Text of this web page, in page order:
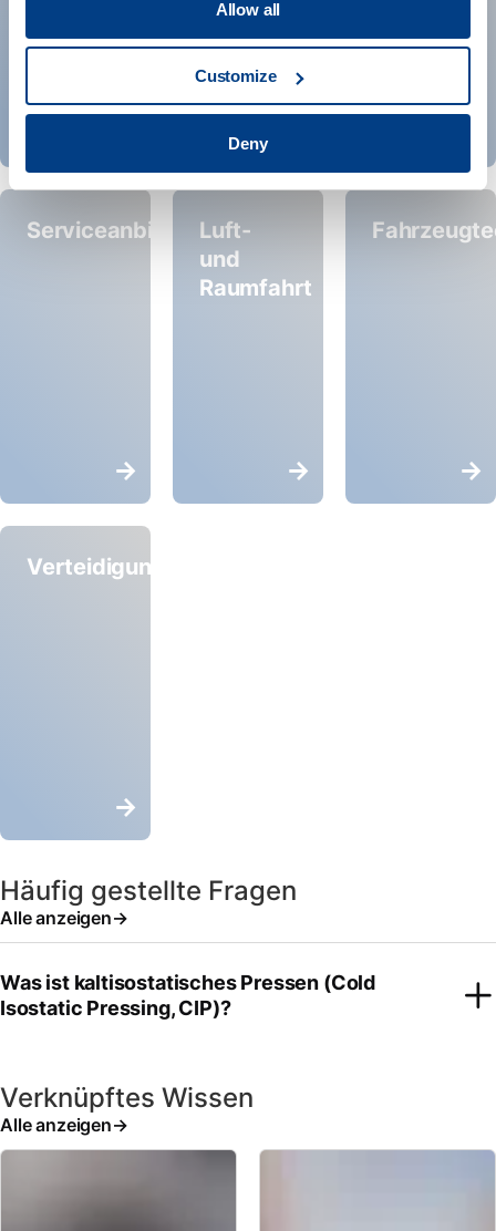
Allow all
Customize
Deny
Serviceanbieter
Luft-
und
Raumfahrt
Verteidigung
Häufig gestellte Fragen
Alle anzeigen
Was ist kaltisostatisches Pressen (Cold
Isostatic Pressing, CIP)?
Verknüpftes Wissen
Alle anzeigen